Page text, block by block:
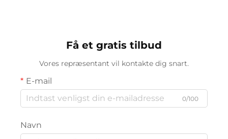
Få et gratis tilbud
Vores repræsentant vil kontakte dig snart.
E-mail
0/100
Navn